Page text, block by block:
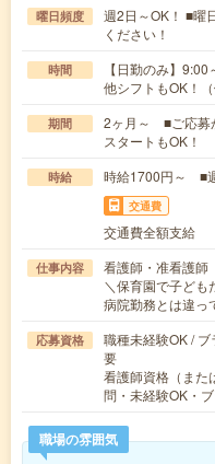
曜日頻度
週2日～OK！ ■曜
ください！
時間
【日勤のみ】
他シフトもOK！
期間
2ヶ月～ ■ご応募
スタートもOK！
時給 時給1700円～ ■
交通費
交通費全額支給
仕事内容
看護師・准看護師
＼保育園で子ども
病院勤務とは違
応募資格
職種未経験OK /
要
看護師資格（また
問・未経験OK・
職場の雰囲気